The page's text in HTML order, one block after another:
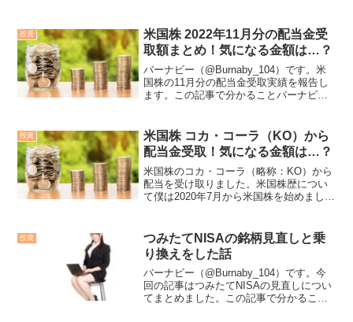
投資による配当金受取額（満額および手
取り）各銘柄...
投資
米国株 2022年11月分の配当金受
取額まとめ！気になる金額は…？
バーナビー（@Burnaby_104）です。米
国株の11月分の配当金受取実績を報告し
ます。この記事で分かることバーナビー
回り実績と見込み年利米国株歴について
僕は2020...
投資
米国株 コカ・コーラ（KO）から
配当金受取！気になる金額は…？
米国株のコカ・コーラ（略称：KO）から
配当を受け取りました。米国株歴につい
て僕は2020年7月から米国株を始めまし
い増し）で資産形成を目指しています。
投資対象は高配当...
投資
つみたてNISAの銘柄見直しと乗
り換えをした話
バーナビー（@Burnaby_104）です。今
回の記事はつみたてNISAの見直しについ
てまとめました。この記事で分かること